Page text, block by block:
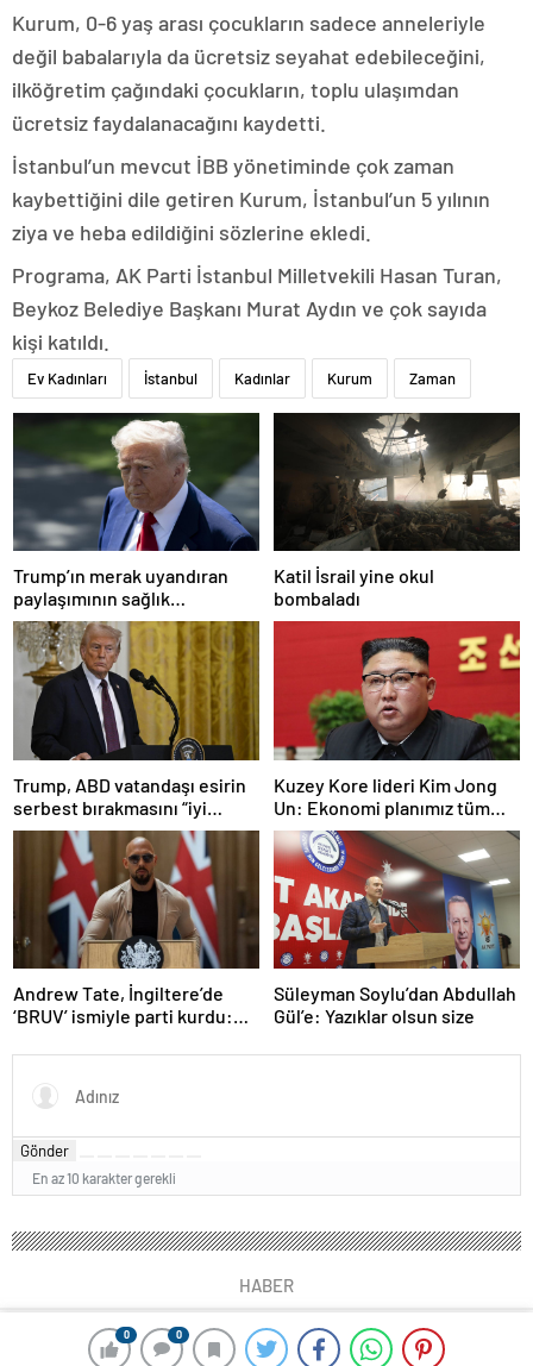
0 0
Kurum, 0-6 yaş arası çocukların sadece anneleriyle
değil babalarıyla da ücretsiz seyahat edebileceğini,
ilköğretim çağındaki çocukların, toplu ulaşımdan
ücretsiz faydalanacağını kaydetti.
İstanbul’un mevcut İBB yönetiminde çok zaman
kaybettiğini dile getiren Kurum, İstanbul’un 5 yılının
ziya ve heba edildiğini sözlerine ekledi.
Programa, AK Parti İstanbul Milletvekili Hasan Turan,
Beykoz Belediye Başkanı Murat Aydın ve çok sayıda
kişi katıldı.
Ev Kadınları İstanbul Kadınlar Kurum Zaman
Trump’ın merak uyandıran
paylaşımının sağlık
sistemiyle ilgili kararname
olduğu anlaşıldı
Katil İsrail yine okul
bombaladı
Trump, ABD vatandaşı esirin
serbest bırakmasını “iyi
niyetle atılmış bir adım”
olarak değerlendirdi
Kuzey Kore lideri Kim Jong
Un: Ekonomi planımız tüm
sektörlerde başarısız oldu
Andrew Tate, İngiltere’de
‘BRUV’ ismiyle parti kurdu:
propagandasını
yasaklayacağız’
Süleyman Soylu’dan Abdullah
Gül’e: Yazıklar olsun size
Gönder
En az 10 karakter gerekli
HABER